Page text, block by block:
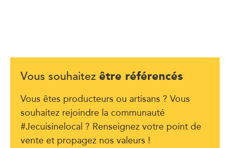
Vous souhaitez être référencés
Vous êtes producteurs ou artisans ? Vous
souhaitez rejoindre la communauté
#Jecuisinelocal ? Renseignez votre point de
vente et propagez nos valeurs !